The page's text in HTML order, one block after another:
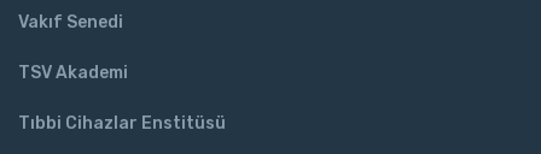
Vakıf Senedi
TSV Akademi
Tıbbi Cihazlar Enstitüsü